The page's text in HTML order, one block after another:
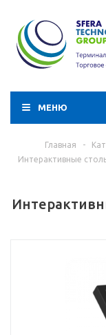
МЕНЮ
Главная -
Интерактивные